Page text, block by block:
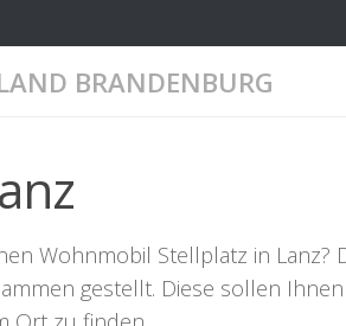
BRANDENBURG
Wohnmobil Stellplatz in Lanz?
gestellt. Diese sollen